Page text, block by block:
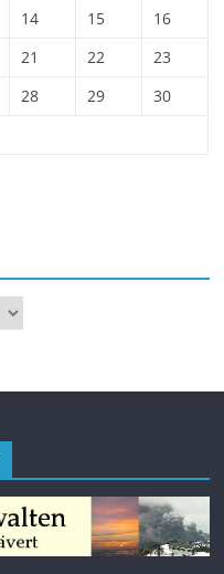
14 15
16
21 22
23
28 29
30